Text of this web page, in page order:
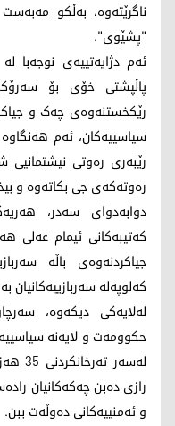
ناگرێتەوە، بەڵکو
"پشێوی".
ئەم دژایەتییەی نوجەبا
پاڵپشتی خۆی بۆ
رێکخستنەوەی چەک و
سیاسییەکان، ئەم
رێبەری رەوتی نیشتمانیی
رەوتەکەی جی بکاتەوە و
دوابەدوای سەدر،
کەتیبەکانی ئیمام عەلی
جیاکردنەوەی باڵە
کەلوپەلە سەربازییەکانیان
لەلایەکی دیکەوە،
حکوومەت و لایەنە
رازی دەبن چەکەکانیان
و ئەمنییەکانی دەوڵەت ببن.